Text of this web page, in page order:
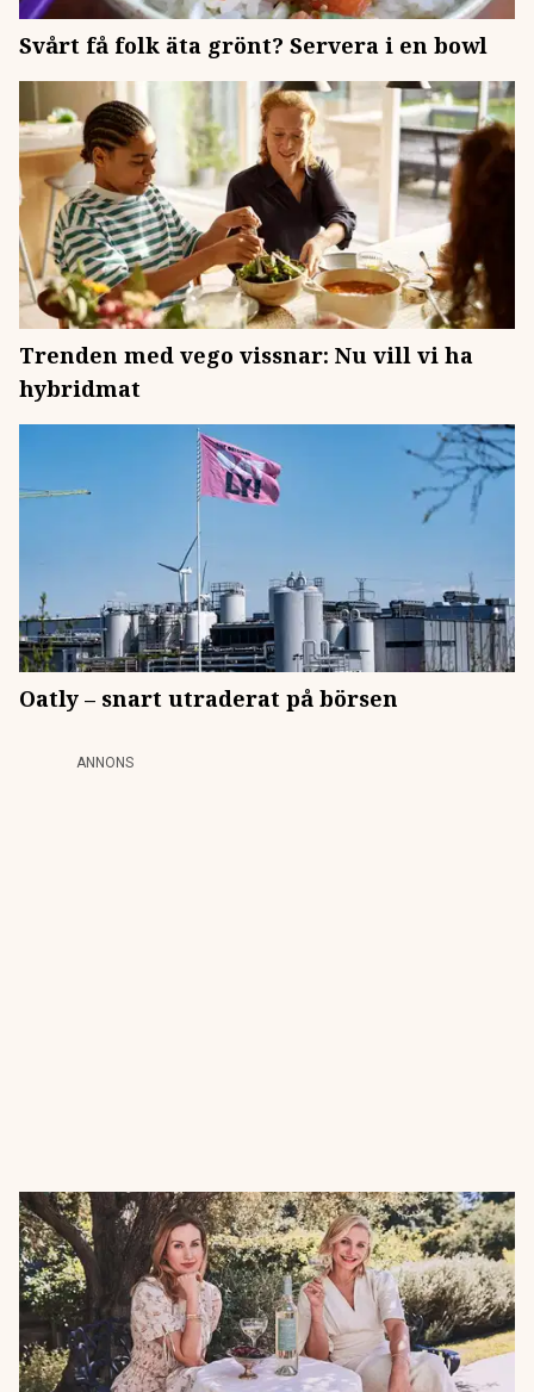
Svårt få folk äta grönt? Servera i en bowl
Trenden med vego vissnar: Nu vill vi ha
hybridmat
Oatly – snart utraderat på börsen
ANNONS